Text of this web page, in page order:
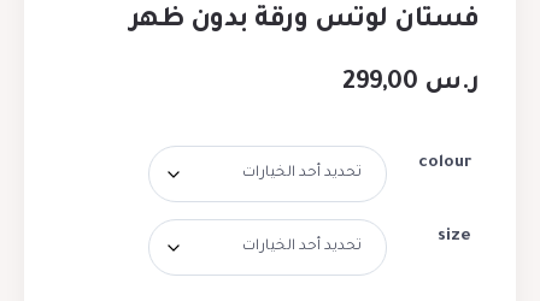
فستان لوتس ورقة بدون ظهر
ر.س
colour
size